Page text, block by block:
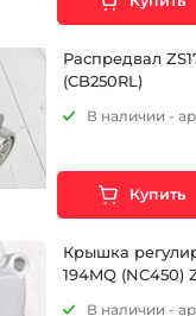
Распредвал
(CB250RL)
В наличии -
Купить
Крышка
194MQ (NC450)
В наличии -